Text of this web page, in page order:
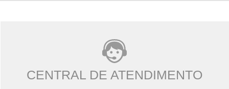
CENTRAL DE ATENDIMENTO